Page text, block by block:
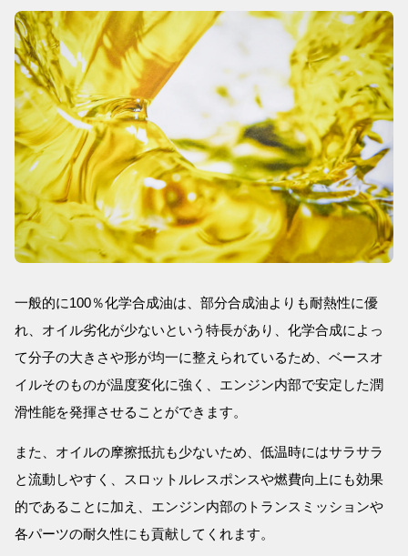
一般的に100％化学合成油は、部分合成油よりも耐熱性に優
れ、オイル劣化が少ないという特長があり、化学合成によっ
て分子の大きさや形が均一に整えられているため、ベースオ
イルそのものが温度変化に強く、エンジン内部で安定した潤
滑性能を発揮させることができます。
また、オイルの摩擦抵抗も少ないため、低温時にはサラサラ
と流動しやすく、スロットルレスポンスや燃費向上にも効果
的であることに加え、エンジン内部のトランスミッションや
各パーツの耐久性にも貢献してくれます。